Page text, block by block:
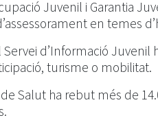
Juvenil i Garantia
en temes
d’Informació
turisme o mobilitat.
Salut ha rebut més de